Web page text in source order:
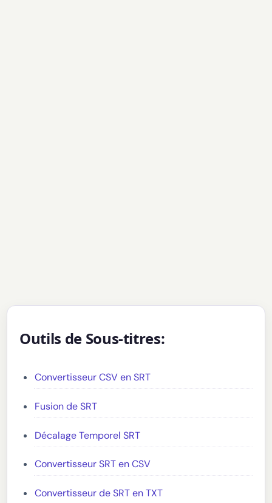
Outils de Sous-titres:
Convertisseur CSV en SRT
Fusion de SRT
Décalage Temporel SRT
Convertisseur SRT en CSV
Convertisseur de SRT en TXT